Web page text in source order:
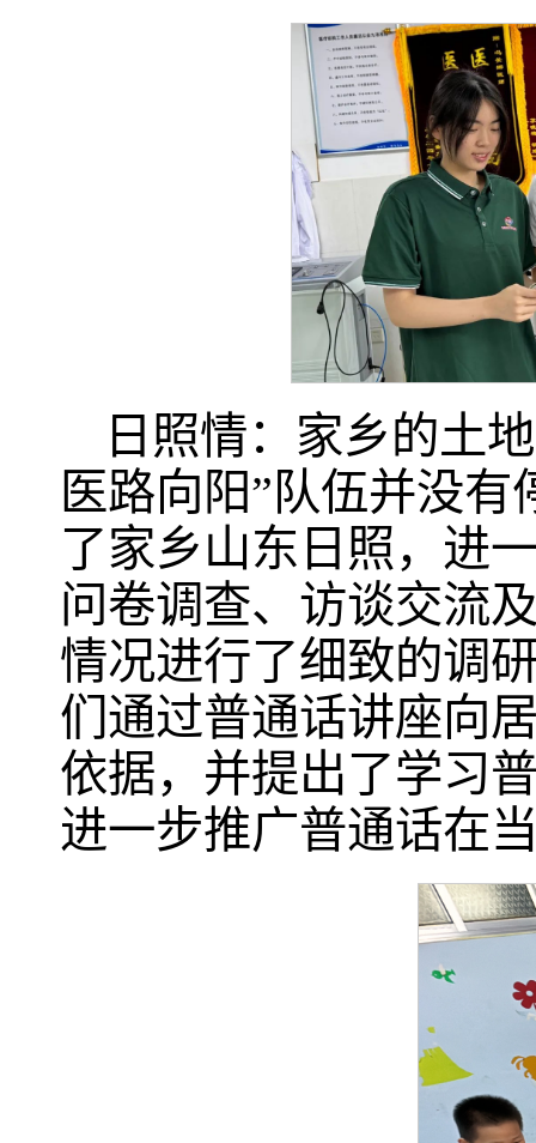
日照情：家乡的土
医路向阳”队伍并没
了家乡山东日照，进
问卷调查、访谈交流
情况进行了细致的调
们通过普通话讲座向
依据，并提出了学习
进一步推广普通话在